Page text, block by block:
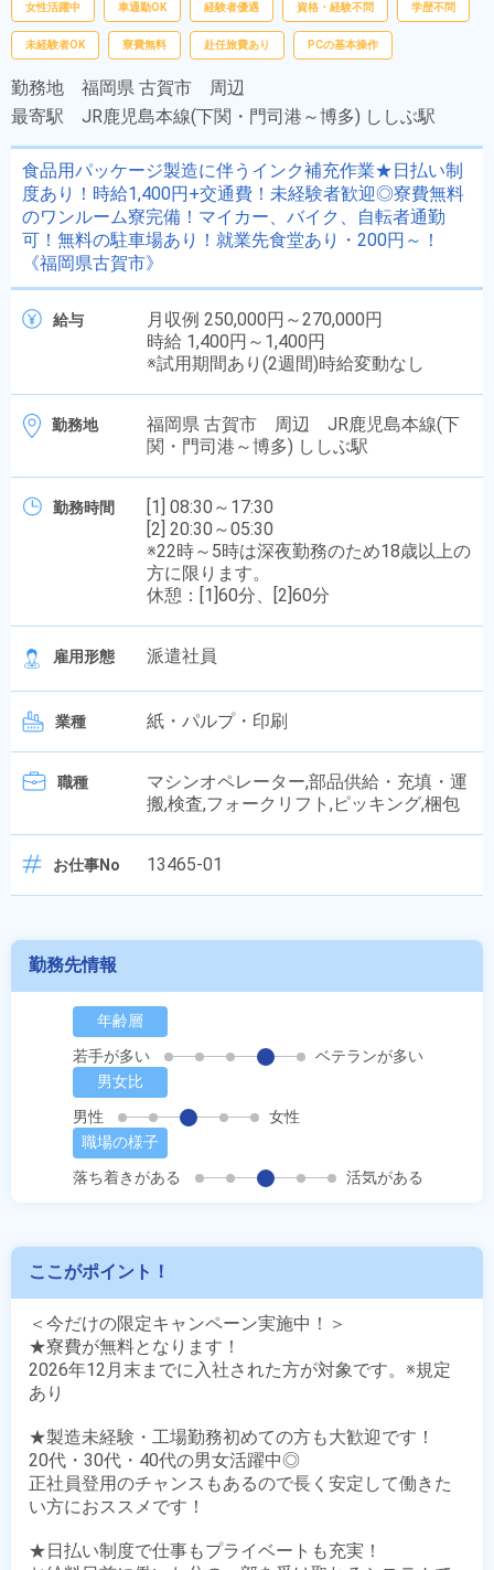
女性活躍中 車通勤OK 経験者優遇 資格・経験不問 学歴不問
未経験者OK 寮費無料 赴任旅費あり PCの基本操作
勤務地 福岡県 古賀市 周辺
最寄駅 JR鹿児島本線(下関・門司港～博多) ししぶ駅
食品用パッケージ製造に伴うインク補充作業★日払い制
度あり！時給1,400円+交通費！未経験者歓迎◎寮費無料
のワンルーム寮完備！マイカー、バイク、自転者通勤
可！無料の駐車場あり！就業先食堂あり・200円～！
《福岡県古賀市》
給与
月収例 250,000円～270,000円
時給 1,400円～1,400円
※試用期間あり(2週間)時給変動なし
勤務地
福岡県 古賀市 周辺 JR鹿児島本線(下
関・門司港～博多) ししぶ駅
勤務時間
[1] 08:30～17:30
[2] 20:30～05:30
※22時～5時は深夜勤務のため18歳以上の
方に限ります。
休憩：[1]60分、[2]60分
雇用形態 派遣社員
業種 紙・パルプ・印刷
職種
マシンオペレーター,部品供給・充填・運
搬,検査,フォークリフト,ピッキング,梱包
お仕事No 13465-01
勤務先情報
年齢層
若手が多い
ベテランが多い
男女比
男性
女性
職場の様子
落ち着きがある
活気がある
ここがポイント！
＜今だけの限定キャンペーン実施中！＞
★寮費が無料となります！
2026年12月末までに入社された方が対象です。※規定
あり
★製造未経験・工場勤務初めての方も大歓迎です！
20代・30代・40代の男女活躍中◎
正社員登用のチャンスもあるので長く安定して働きた
い方におススメです！
★日払い制度で仕事もプライベートも充実！